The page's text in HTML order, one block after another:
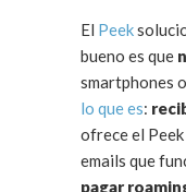
El Peek
bueno es que
smartphones
lo que es:
ofrece el Peek
emails que
pagar